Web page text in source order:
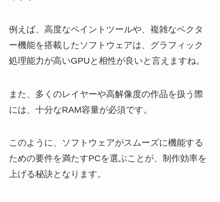
例えば、高度なペイントツールや、複雑なベクタ
ー機能を搭載したソフトウェアは、グラフィック
処理能力が高いGPUと相性が良いと言えますね。
また、多くのレイヤーや高解像度の作品を扱う際
には、十分なRAM容量が必須です。
このように、ソフトウェアがスムーズに機能する
ための要件を満たすPCを選ぶことが、制作効率を
上げる秘訣となります。